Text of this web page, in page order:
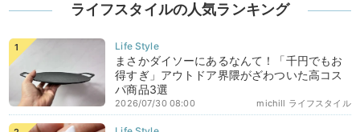
ライフスタイルの人気ランキング
まさかダイソーにあるなんて！「千円でもお
得すぎ」アウトドア界隈がざわついた高コス
パ商品3選
michill ライフスタイル
2026/07/30 08:00